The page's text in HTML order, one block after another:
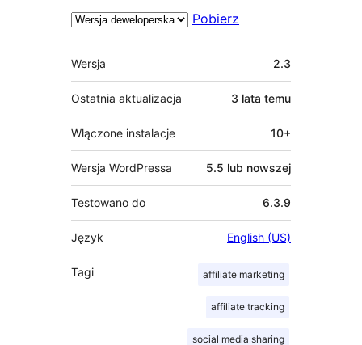
Pobierz
Meta
Wersja 2.3
Ostatnia aktualizacja 3 lata temu
Włączone instalacje 10+
Wersja WordPressa 5.5 lub nowszej
Testowano do 6.3.9
Język English (US)
Tagi affiliate marketing
affiliate tracking
social media sharing